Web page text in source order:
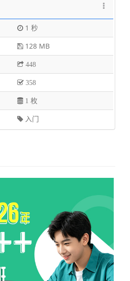
1 秒
128 MB
448
358
1 枚
入门